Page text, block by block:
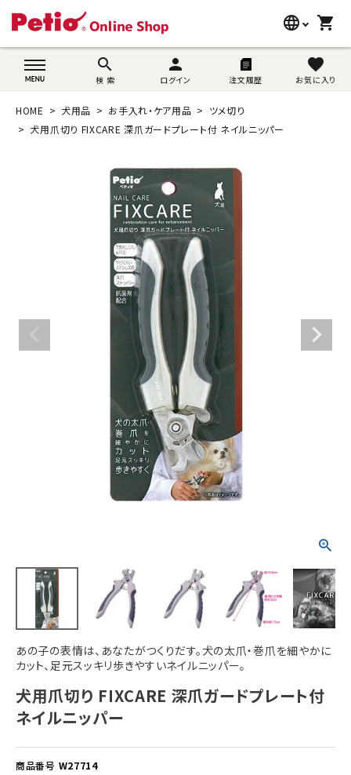
language
wovn-lang-name
shopping_cart
search
検 索
person
ログイン 注文履歴
favorite
お気に入り
search
猫用品
ブランド別に探す
目的別に探す
person 新規会員登録
HOME 犬用品 お手入れ・ケア用品
ツメ切り
犬用爪切り FIXCARE 深爪ガードプレート付 ネイルニッパー
あの子の表情は、あなたがつくりだす。犬の太爪・巻爪を細やかに
カット、足元スッキリ歩きやすいネイルニッパー。
犬用爪切り FIXCARE 深爪ガードプレート付
ネイルニッパー
商品番号 W27714